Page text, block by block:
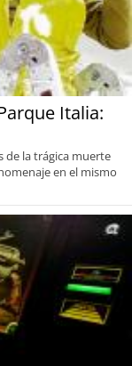
Italia:
de la trágica muerte
en el mismo